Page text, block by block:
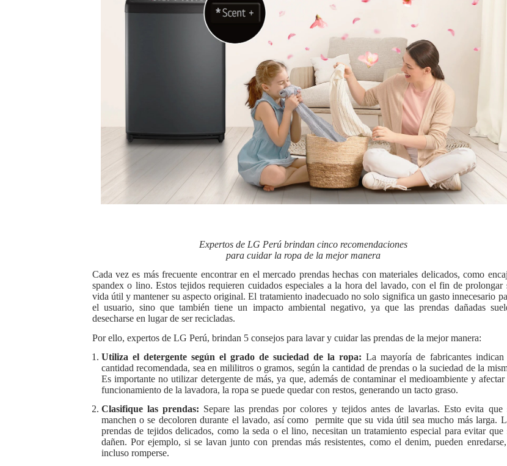
JAMES PÉREZ ASEGURA QUE EN SUS PRIMEROS MESES DE GESTIÓN
MÁS DE 12 MIL USUARIOS QUEDARON SIN ENERGÍA POR NO RESPETARSE
OSIPTEL: Ahora dar de baja tu servicio de internet o telefonía solo toma un día
¿Viajas por fiestas patrias? OSIPTEL recomienda verificar la cobertura
REGULARIZA TUS DEUDAS POR VIDEO GESTIÓN, ACCEDE A FACILIDADES
HIDRANDINA: POR FIESTAS PATRIAS APROVECHA LAS FACILIDADES DE PAGO
La Universidad de Piura comparte su propuesta académica con escolares y
OSIPTEL: empresas operadoras están obligadas a verificar tope de 7 líneas
Decano de Economistas: nuevo gobierno debe priorizar seguridad y facilitar
Concrevía impulsa la construcción de vías más duraderas en el Perú
ADAS: QUEDAN MENOS DE 90 DÍAS PARA PROTEGER A TRUJILLO Y VIRÚ DE "EL
Expertos de LG Perú brindan cinco recomendaciones
para cuidar la ropa de la mejor manera
Cada vez es más frecuente encontrar en el mercado prendas hechas con materiales delicados, como
spandex o lino. Estos tejidos requieren cuidados especiales a la hora del lavado, con el fin de prolongar
vida útil y mantener su aspecto original. El tratamiento inadecuado no solo significa un gasto innecesario
el usuario, sino que también tiene un impacto ambiental negativo, ya que las prendas dañadas
desecharse en lugar de ser recicladas.
Por ello, expertos de LG Perú, brindan 5 consejos para lavar y cuidar las prendas de la mejor manera:
Utiliza el detergente según el grado de suciedad de la ropa:La mayoría de fabricantes indican
cantidad recomendada, sea en mililitros o gramos, según la cantidad de prendas o la suciedad de la
Es importante no utilizar detergente de más, ya que, además de contaminar el medioambiente y afectar
funcionamiento de la lavadora, la ropa se puede quedar con restos, generando un tacto graso.
Clasifique las prendas: Separe las prendas por colores y tejidos antes de lavarlas. Esto evita que
manchen o se decoloren durante el lavado, así como permite que su vida útil sea mucho más larga.
prendas de tejidos delicados, como la seda o el lino, necesitan un tratamiento especial para evitar que
dañen. Por ejemplo, si se lavan junto con prendas más resistentes, como el denim, pueden
incluso romperse.